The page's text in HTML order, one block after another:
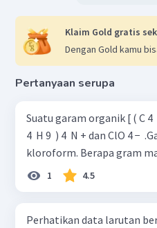
Klaim Gold gratis
Dengan Gold kamu
Pertanyaan serupa
Suatu garam organik [ ( C 4
4 ​ H 9 ​ ) 4 ​ N + dan ClO 4 −
kloroform. Berapa gram
1 4.5
Perhatikan data larutan berikut! Jika titik didih larutan